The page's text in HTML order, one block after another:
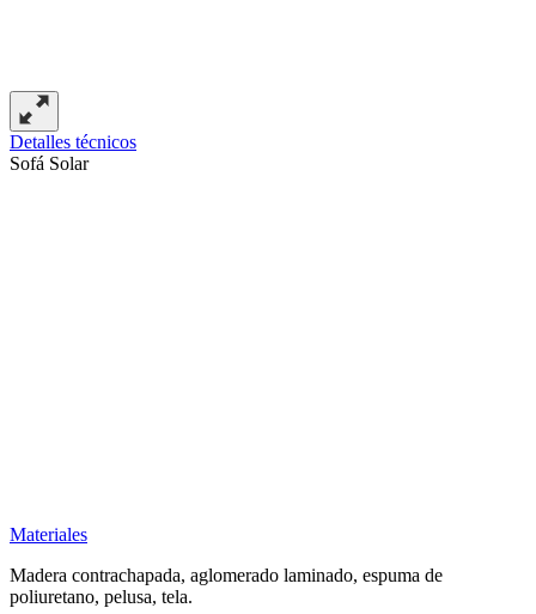
Detalles técnicos
Sofá Solar
Materiales
Madera contrachapada, aglomerado laminado, espuma de
poliuretano, pelusa, tela.